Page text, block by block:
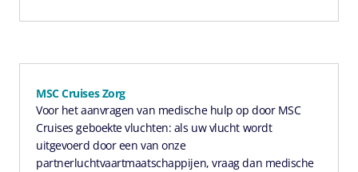
MSC Cruises Zorg
Voor het aanvragen van medische hulp op door MSC
Cruises geboekte vluchten: als uw vlucht wordt
uitgevoerd door een van onze
partnerluchtvaartmaatschappijen, vraag dan medische